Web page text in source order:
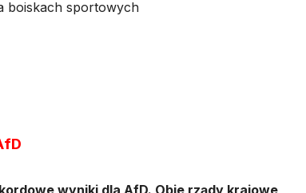
boiskach sportowych